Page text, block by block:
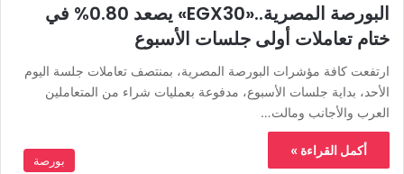
البورصة المصرية..«EGX30» يصعد 0.80% في
ختام تعاملات أولى جلسات الأسبوع
ارتفعت كافة مؤشرات البورصة المصرية، بمنتصف تعاملات جلسة اليوم
الأحد، بداية جلسات الأسبوع، مدفوعة بعمليات شراء من المتعاملين
العرب والأجانب ومالت…
أكمل القراءة »
بورصة